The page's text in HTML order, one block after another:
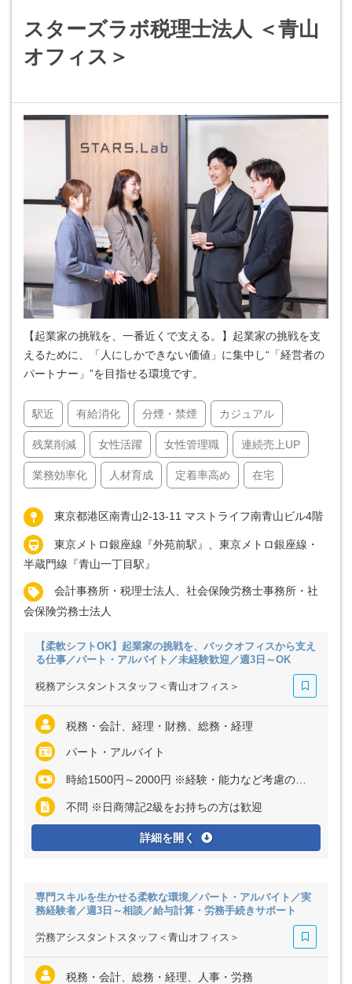
スターズラボ税理士法人 ＜青山
オフィス＞
【起業家の挑戦を、一番近くで支える。】起業家の挑戦を支
えるために、「人にしかできない価値」に集中し“「経営者の
パートナー」”を目指せる環境です。
駅近 有給消化 分煙・禁煙 カジュアル
残業削減 女性活躍 女性管理職 連続売上UP
業務効率化 人材育成 定着率高め 在宅
東京都港区南青山2-13-11 マストライフ南青山ビル4階
東京メトロ銀座線『外苑前駅』、東京メトロ銀座線・
半蔵門線『青山一丁目駅』
会計事務所・税理士法人、社会保険労務士事務所・社
会保険労務士法人
【柔軟シフトOK】起業家の挑戦を、バックオフィスから支え
る仕事／パート・アルバイト／未経験歓迎／週3日～OK
税務アシスタントスタッフ＜青山オフィス＞
税務・会計、経理・財務、総務・経理
パート・アルバイト
時給1500円～2000円 ※経験・能力など考慮の上、決定いたします
不問 ※日商簿記2級をお持ちの方は歓迎
詳細を開く
専門スキルを生かせる柔軟な環境／パート・アルバイト／実
務経験者／週3日～相談／給与計算・労務手続きサポート
労務アシスタントスタッフ＜青山オフィス＞
税務・会計、総務・経理、人事・労務